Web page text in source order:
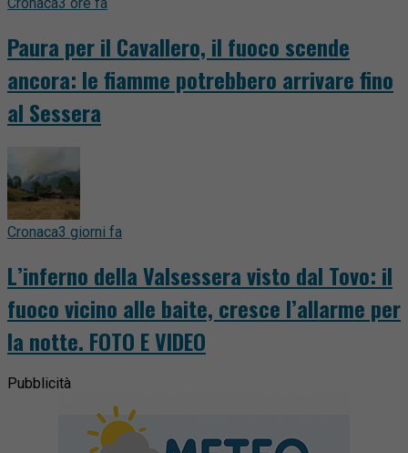
Paura per il Cavallero, il fuoco scende
ancora: le fiamme potrebbero arrivare fino
al Sessera
Cronaca3 giorni fa
L’inferno della Valsessera visto dal Tovo: il
fuoco vicino alle baite, cresce l’allarme per
la notte. FOTO E VIDEO
Pubblicità